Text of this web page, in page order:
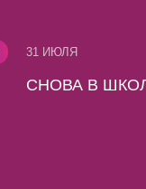
31 ИЮЛЯ
СНОВА В